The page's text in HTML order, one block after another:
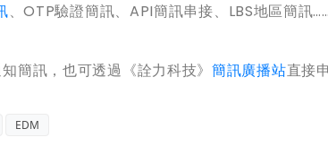
、OTP驗證簡訊、API簡訊串接、LBS地區簡訊
簡訊，也可透過《詮力科技》簡訊廣播站直接
EDM